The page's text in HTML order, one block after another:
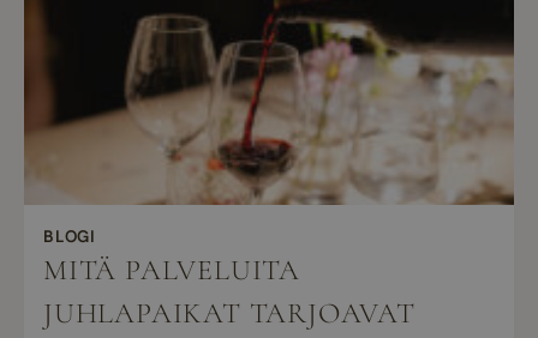
BLOGI
MITÄ PALVELUITA
JUHLAPAIKAT TARJOAVAT